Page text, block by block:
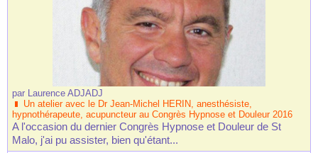
par Laurence ADJADJ
Un atelier avec le Dr Jean-Michel HERIN, anesthésiste,
hypnothérapeute, acupuncteur au Congrès Hypnose et Douleur 2016
A l'occasion du dernier Congrès Hypnose et Douleur de St
Malo, j'ai pu assister, bien qu'étant...